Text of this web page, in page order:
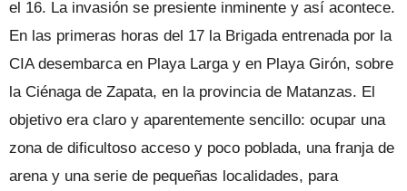
el 16. La invasión se presiente inminente y así acontece.
En las primeras horas del 17 la Brigada entrenada por la
CIA desembarca en Playa Larga y en Playa Girón, sobre
la Ciénaga de Zapata, en la provincia de Matanzas. El
objetivo era claro y aparentemente sencillo: ocupar una
zona de dificultoso acceso y poco poblada, una franja de
arena y una serie de pequeñas localidades, para